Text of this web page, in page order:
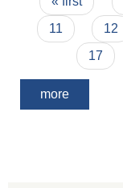
11
12
17
more